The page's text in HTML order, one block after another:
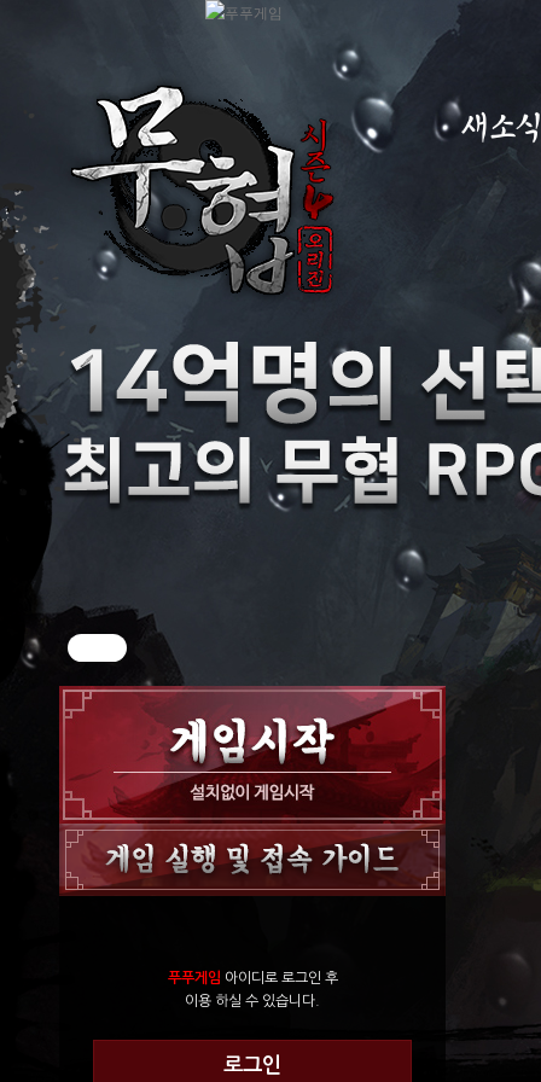
새소
공지사항
GM TIP
푸푸게임 아이디로 로그인 후
이용 하실 수 있습니다.
로그인